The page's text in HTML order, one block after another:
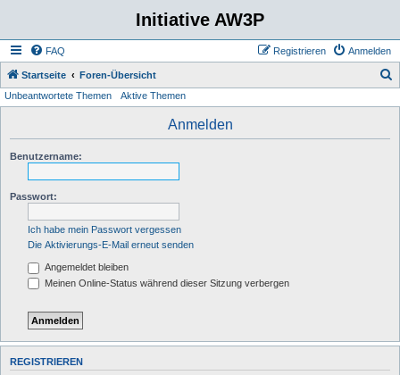
Initiative AW3P
FAQ Anmelden
Registrieren
Startseite Foren-Übersicht
Unbeantwortete Themen Aktive Themen
Anmelden
Benutzername:
Passwort:
Ich habe mein Passwort vergessen
Die Aktivierungs-E-Mail erneut senden
Angemeldet bleiben
Meinen Online-Status während dieser Sitzung verbergen
REGISTRIEREN